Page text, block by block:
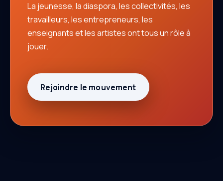
La jeunesse, la diaspora, les collectivités, les
travailleurs, les entrepreneurs, les
enseignants et les artistes ont tous un rôle à
jouer.
Rejoindre le mouvement